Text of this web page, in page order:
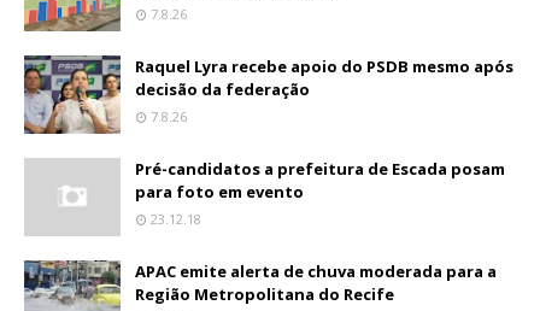
7.8.26
Raquel Lyra recebe apoio do PSDB mesmo após
decisão da federação
7.8.26
Pré-candidatos a prefeitura de Escada posam
para foto em evento
23.12.18
APAC emite alerta de chuva moderada para a
Região Metropolitana do Recife